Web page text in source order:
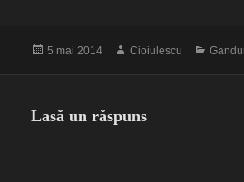
Publicat
5 mai 2014 Autor
Cioiulescu
Lasă un răspuns